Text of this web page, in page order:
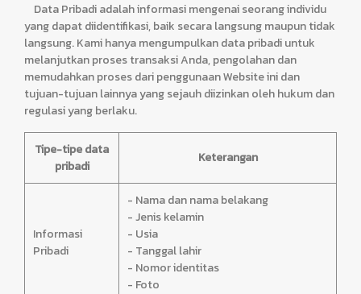
Data Pribadi adalah informasi mengenai seorang individu
yang dapat diidentifikasi, baik secara langsung maupun tidak
langsung. Kami hanya mengumpulkan data pribadi untuk
melanjutkan proses transaksi Anda, pengolahan dan
memudahkan proses dari penggunaan Website ini dan
tujuan-tujuan lainnya yang sejauh diizinkan oleh hukum dan
regulasi yang berlaku.
Tipe-tipe data
pribadi
Keterangan
Informasi
Pribadi
- Nama dan nama belakang
- Jenis kelamin
- Usia
- Tanggal lahir
- Nomor identitas
- Foto